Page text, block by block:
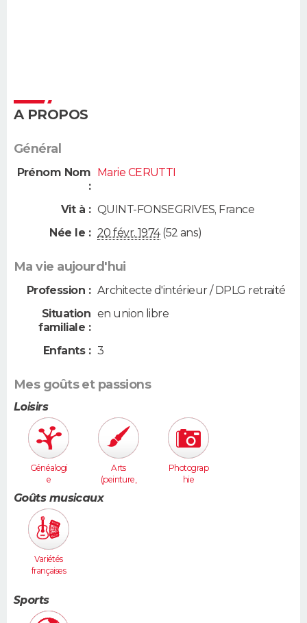
A PROPOS
Général
Prénom Nom
:
Marie CERUTTI
Vit à : QUINT-FONSEGRIVES, France
Née le : 20 févr. 1974(52 ans)
Ma vie aujourd'hui
Profession : Architecte d'intérieur / DPLG retraité
Situation
familiale :
en union libre
Enfants : 3
Mes goûts et passions
Loisirs
Généalogi
e
Arts
(peinture,
Photograp
hie
Goûts musicaux
Variétés
françaises
Sports